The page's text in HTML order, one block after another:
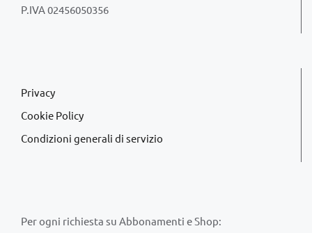
P.IVA 02456050356
Privacy
Cookie Policy
Condizioni generali di servizio
Per ogni richiesta su Abbonamenti e Shop: